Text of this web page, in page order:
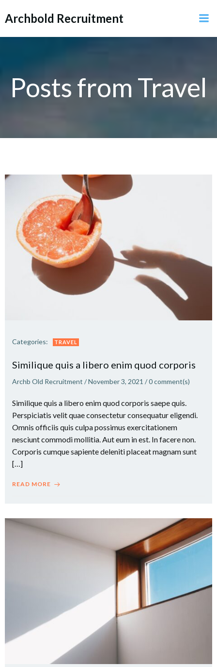
to
Archbold Recruitment
Posts from Travel
Categories: TRAVEL
Similique quis a libero enim quod corporis
Archb Old Recruitment /November 3, 2021 /0comment(s)
Similique quis a libero enim quod corporis saepe quis.
Perspiciatis velit quae consectetur consequatur eligendi.
Omnis officiis quis culpa possimus exercitationem
nesciunt commodi mollitia. Aut eum in est. In facere non.
Corporis cumque sapiente deleniti placeat magnam sunt
[…]
READ MORE